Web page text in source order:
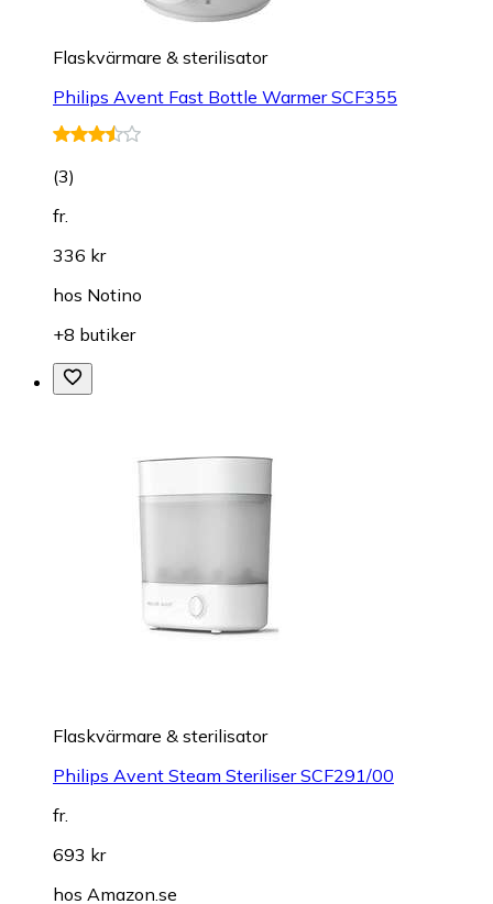
Flaskvärmare & sterilisator
Philips Avent Fast Bottle Warmer SCF355
(3)
fr.
336 kr
hos Notino
+8 butiker
Flaskvärmare & sterilisator
Philips Avent Steam Steriliser SCF291/00
fr.
693 kr
hos Amazon.se